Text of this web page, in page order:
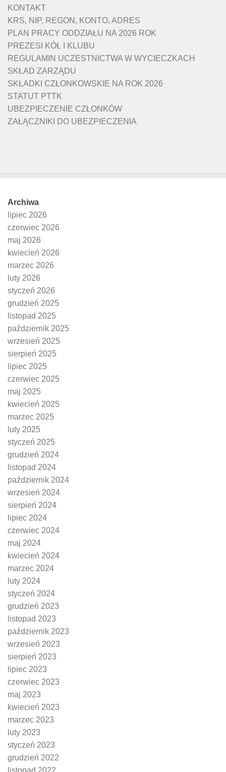
KONTAKT
KRS, NIP, REGON, KONTO, ADRES
PLAN PRACY ODDZIAŁU NA 2026 ROK
PREZESI KÓŁ I KLUBU
REGULAMIN UCZESTNICTWA W WYCIECZKACH
SKŁAD ZARZĄDU
SKŁADKI CZŁONKOWSKIE NA ROK 2026
STATUT PTTK
UBEZPIECZENIE CZŁONKÓW
ZAŁĄCZNIKI DO UBEZPIECZENIA
Archiwa
lipiec 2026
czerwiec 2026
maj 2026
kwiecień 2026
marzec 2026
luty 2026
styczeń 2026
grudzień 2025
listopad 2025
październik 2025
wrzesień 2025
sierpień 2025
lipiec 2025
czerwiec 2025
maj 2025
kwiecień 2025
marzec 2025
luty 2025
styczeń 2025
grudzień 2024
listopad 2024
październik 2024
wrzesień 2024
sierpień 2024
lipiec 2024
czerwiec 2024
maj 2024
kwiecień 2024
marzec 2024
luty 2024
styczeń 2024
grudzień 2023
listopad 2023
październik 2023
wrzesień 2023
sierpień 2023
lipiec 2023
czerwiec 2023
maj 2023
kwiecień 2023
marzec 2023
luty 2023
styczeń 2023
grudzień 2022
listopad 2022